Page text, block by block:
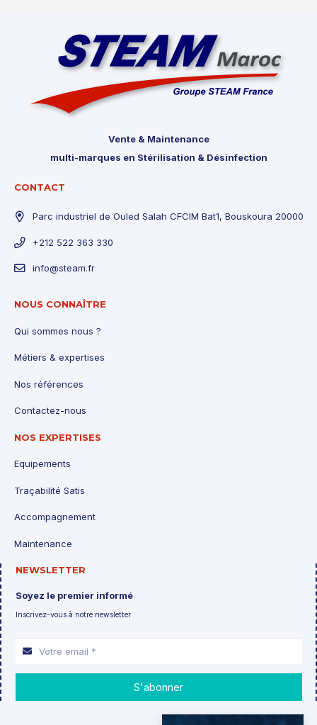
Vente & Maintenance
multi-marques en Stérilisation & Désinfection
CONTACT
Parc industriel de Ouled Salah CFCIM Bat1, Bouskoura 20000
+212 522 363 330
info@steam.fr
NOUS CONNAÎTRE
Qui sommes nous ?
Métiers & expertises
Nos références
Contactez-nous
NOS EXPERTISES
Equipements
Traçabilité Satis
Accompagnement
Maintenance
NEWSLETTER
Soyez le premier informé
Inscrivez-vous à notre newsletter
S'abonner